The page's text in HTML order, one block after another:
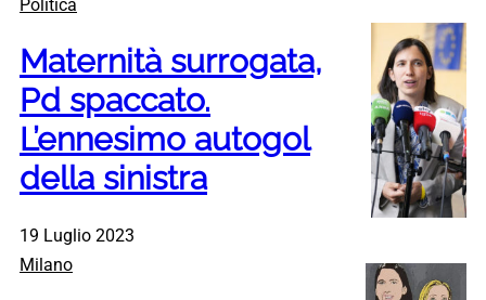
Politica
Maternità surrogata,
Pd spaccato.
L’ennesimo autogol
della sinistra
19 Luglio 2023
Milano